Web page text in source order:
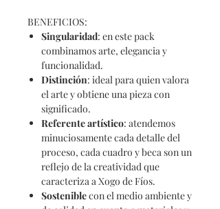
BENEFICIOS:
Singularidad: en este pack
combinamos arte, elegancia y
funcionalidad.
Distinción: ideal para quien valora
el arte y obtiene una pieza con
significado.
Referenteartístico: atendemos
minuciosamente cada detalle del
proceso, cada cuadro y beca son un
reflejo de la creatividad que
caracteriza a Xogo de Fíos.
Sosteniblecon el medio ambiente y